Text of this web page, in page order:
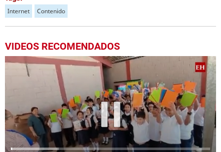
Internet Contenido
VIDEOS RECOMENDADOS